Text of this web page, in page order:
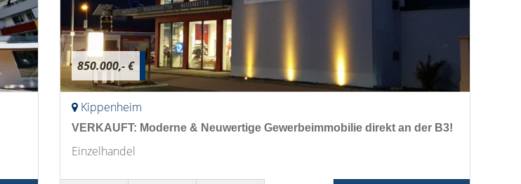
850.000,- €
Kippenheim
VERKAUFT: Moderne & Neuwertige Gewerbeimmobilie direkt an der B3!
Einzelhandel